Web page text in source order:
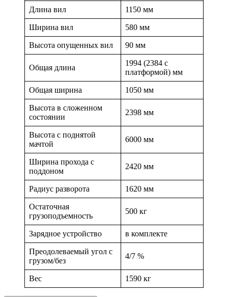
Длина вил 1150 мм
Ширина вил 580 мм
Высота опущенных вил 90 мм
Общая длина
1994 (2384 с
платформой) мм
Общая ширина 1050 мм
Высота в сложенном
состоянии
2398 мм
Высота с поднятой
мачтой
6000 мм
Ширина прохода с
поддоном
2420 мм
Радиус разворота 1620 мм
Остаточная
грузоподъемность
500 кг
Зарядное устройство в комплекте
Преодолеваемый угол с
грузом/без
4/7 %
Вес 1590 кг